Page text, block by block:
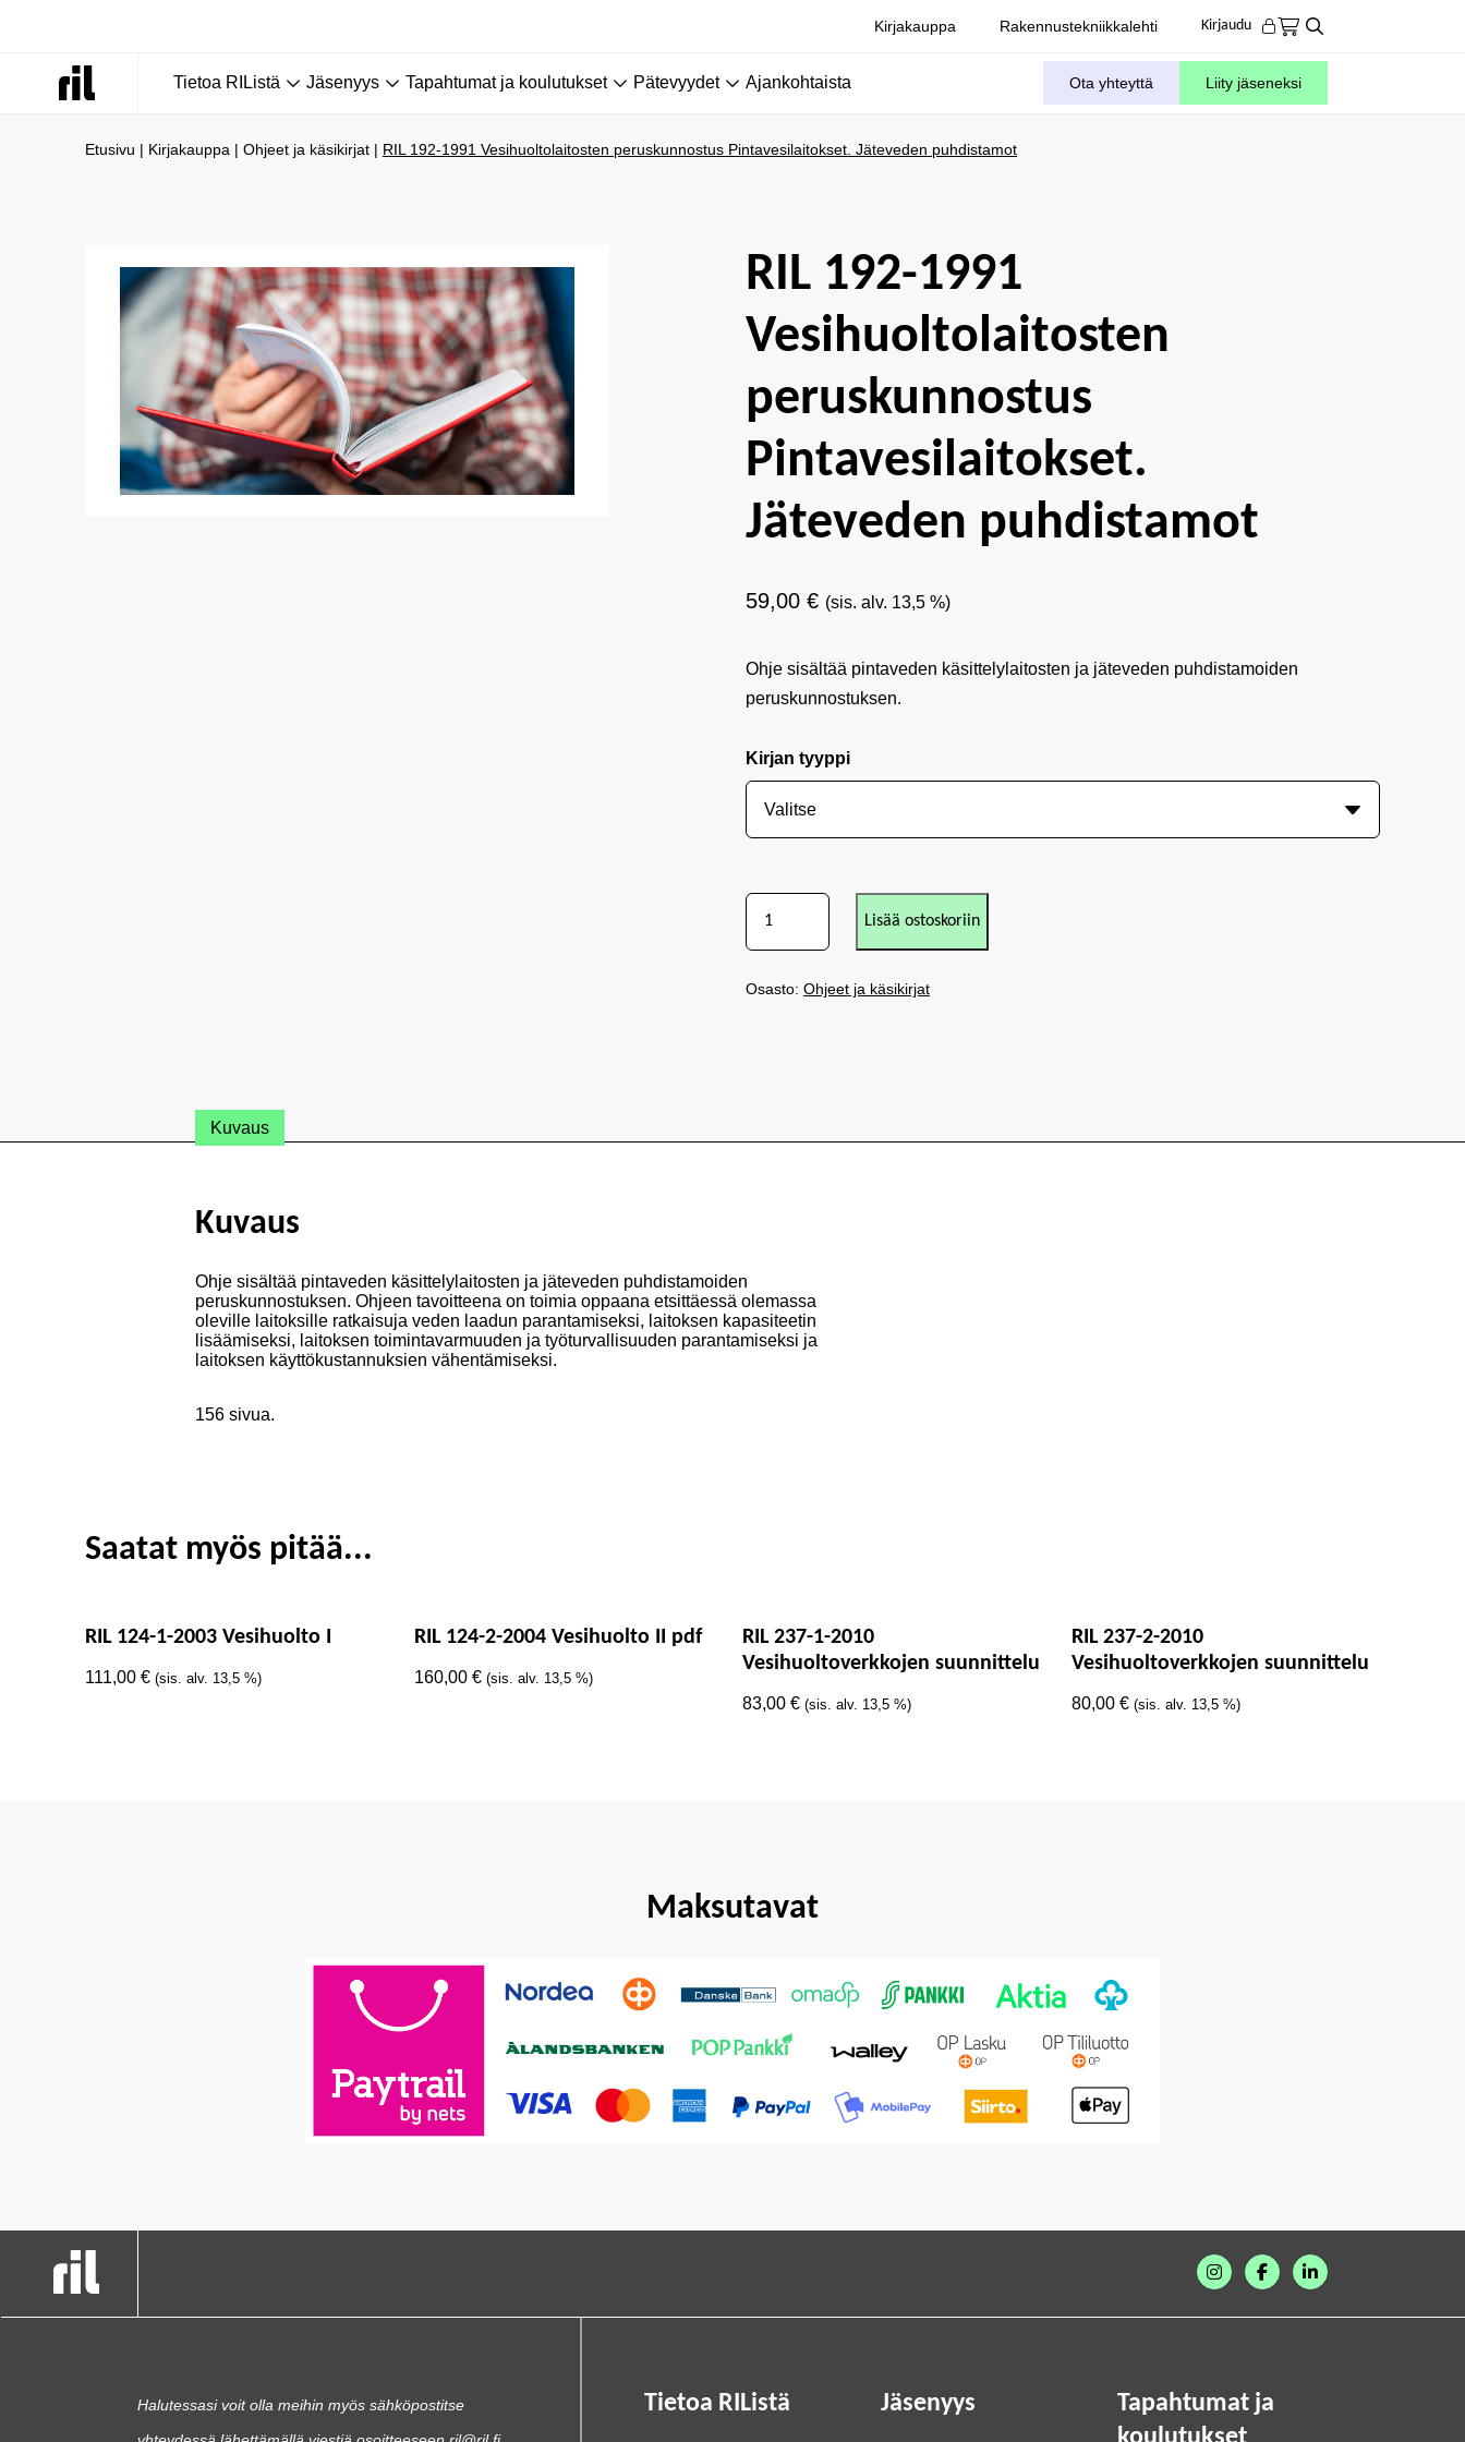
Kirjakauppa Rakennustekniikkalehti Kirjaudu
Tietoa RIListä Jäsenyys Tapahtumat ja koulutukset Pätevyydet Ajankohtaista Ota yhteyttä Liity jäseneksi
Etusivu | Kirjakauppa | Ohjeet ja käsikirjat | RIL 192-1991 Vesihuoltolaitosten peruskunnostus Pintavesilaitokset. Jäteveden puhdistamot
RIL 192-1991
Vesihuoltolaitosten
peruskunnostus
Pintavesilaitokset.
Jäteveden puhdistamot
59,00 € (sis. alv. 13,5 %)
Ohje sisältää pintaveden käsittelylaitosten ja jäteveden puhdistamoiden
peruskunnostuksen.
Kirjan tyyppi
Lisää ostoskoriin
Osasto: Ohjeet ja käsikirjat
Kuvaus
Kuvaus
Ohje sisältää pintaveden käsittelylaitosten ja jäteveden puhdistamoiden
peruskunnostuksen. Ohjeen tavoitteena on toimia oppaana etsittäessä olemassa
oleville laitoksille ratkaisuja veden laadun parantamiseksi, laitoksen kapasiteetin
lisäämiseksi, laitoksen toimintavarmuuden ja työturvallisuuden parantamiseksi ja
laitoksen käyttökustannuksien vähentämiseksi.
156 sivua.
Saatat myös pitää...
RIL 124-1-2003 Vesihuolto I
111,00 € (sis. alv. 13,5 %)
RIL 124-2-2004 Vesihuolto II pdf
160,00 € (sis. alv. 13,5 %)
RIL 237-1-2010
Vesihuoltoverkkojen suunnittelu
83,00 € (sis. alv. 13,5 %)
RIL 237-2-2010
Vesihuoltoverkkojen suunnittelu
80,00 € (sis. alv. 13,5 %)
Maksutavat
Halutessasi voit olla meihin myös sähköpostitse
Tietoa RIListä Jäsenyys
Tapahtumat ja